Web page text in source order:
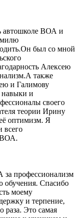
автошколе ВОА и
был со мной
Алексею
также
и Галимову
навыки и
своего
теории Ирину
оптимизм. Я
всего
ВОА.
профессионализм
обучения. Спасибо
моему
и терпение,
раза. Это самая